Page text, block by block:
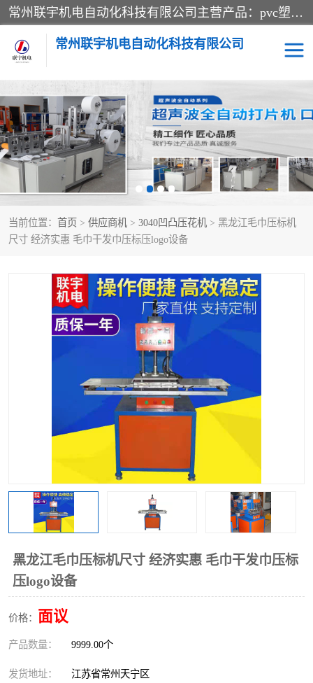
常州联宇机电自动化科技有限公司主营产品：pvc塑料焊机、高频热合机、软膜天花压边机、服装布料凹凸压花机、布料3d压印设备、服装植胶设备、超声波布料花边机、无纺布热合机、全自动压花机。
常州联宇机电自动化科技有限公司
当前位置： 首页 > 供应商机 > 3040凹凸压花机 > 黑龙江毛巾压标机
尺寸 经济实惠 毛巾干发巾压标压logo设备
黑龙江毛巾压标机尺寸 经济实惠 毛巾干发巾压标
压logo设备
价格： 面议
产品数量： 9999.00个
发货地址： 江苏省常州天宁区
压花定型机以及压花模具 超声波热合机
高频热合机 超声波花边机
超声波复合压花机 凹凸压花机压标机
3040凹凸压花机 双头服装凹凸压花机
高频压花压标机 自动超声波打片成型机
泡壳包装封口机 海绵产品成型机